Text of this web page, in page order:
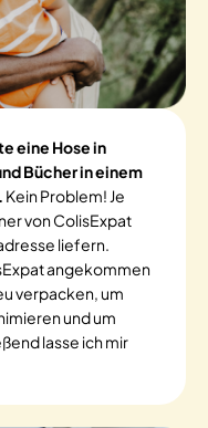
eine Hose in
Bücher in einem
Kein Problem! Je
von ColisExpat
liefern.
angekommen
verpacken, um
und um
lasse ich mir